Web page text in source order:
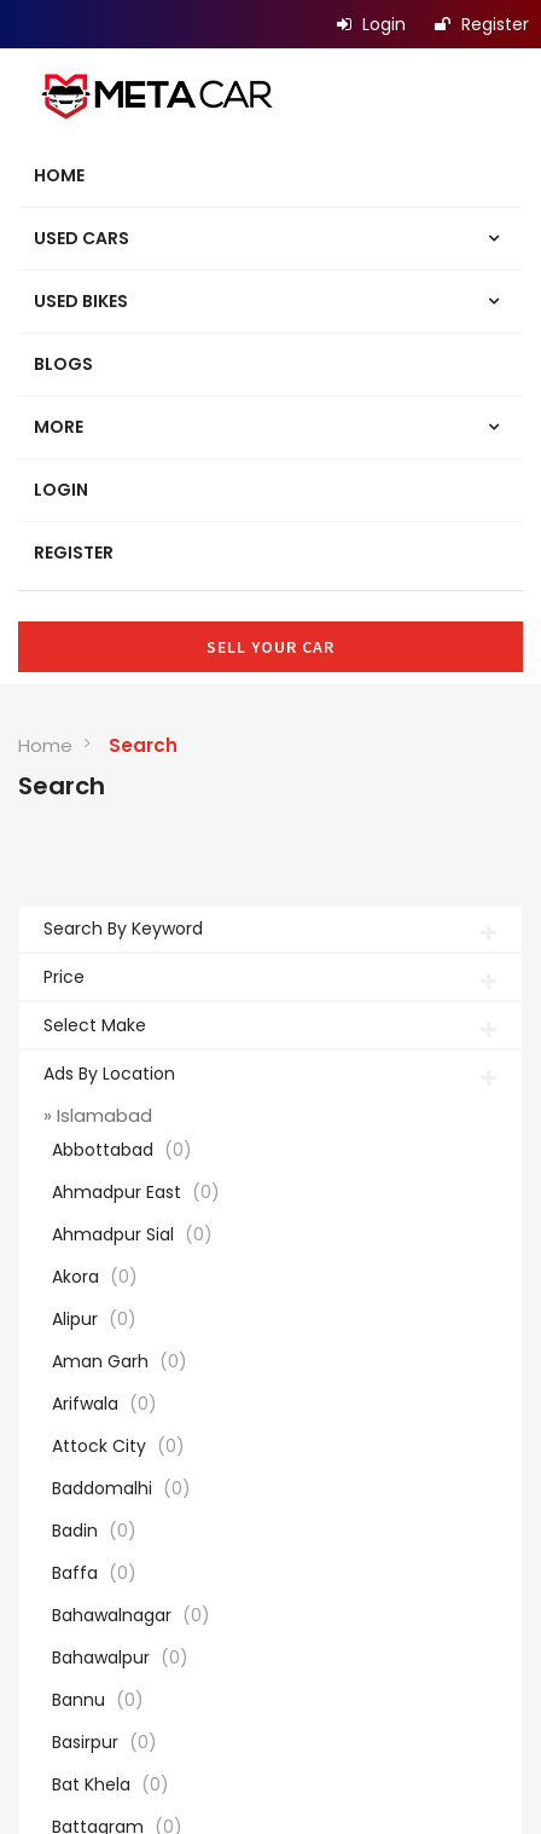
Login Register
HOME
USED CARS
USED BIKES
BLOGS
MORE
LOGIN
REGISTER
SELL YOUR CAR
Home Search
Search
Search By Keyword
Price
Select Make
Ads By Location
» Islamabad
Abbottabad (0)
Ahmadpur East (0)
Ahmadpur Sial (0)
Akora (0)
Alipur (0)
Aman Garh (0)
Arifwala (0)
Attock City (0)
Baddomalhi (0)
Badin (0)
Baffa (0)
Bahawalnagar (0)
Bahawalpur (0)
Bannu (0)
Basirpur (0)
Bat Khela (0)
Battagram (0)